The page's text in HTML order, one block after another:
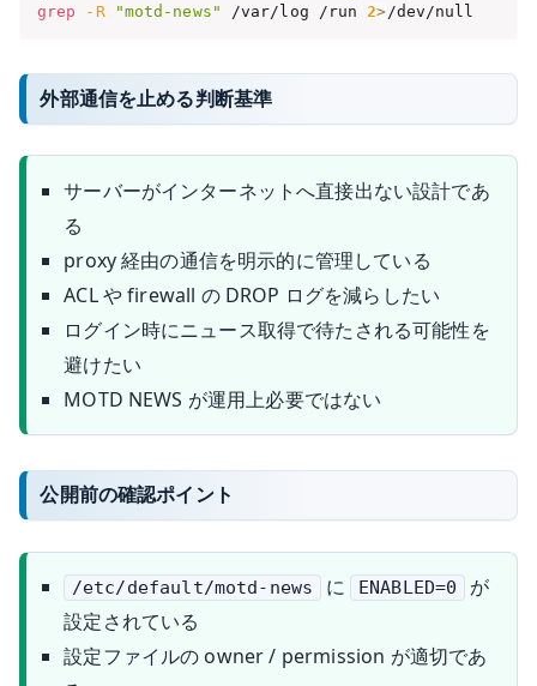
grep
-R "motd-news" /var/log /run 2> /dev/null
外部通信を止める判断基準
サーバーがインターネットへ直接出ない設計であ
る
proxy 経由の通信を明示的に管理している
ACL や firewall の DROP ログを減らしたい
ログイン時にニュース取得で待たされる可能性を
避けたい
MOTD NEWS が運用上必要ではない
公開前の確認ポイント
/etc/default/motd-news に ENABLED=0
が
設定されている
設定ファイルの owner / permission が適切であ